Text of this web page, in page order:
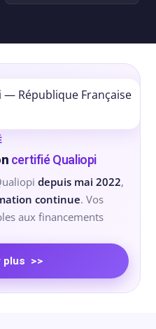
certifié Qualiopi
depuis mai 2022,
continue. Vos
aux financements
plus >>